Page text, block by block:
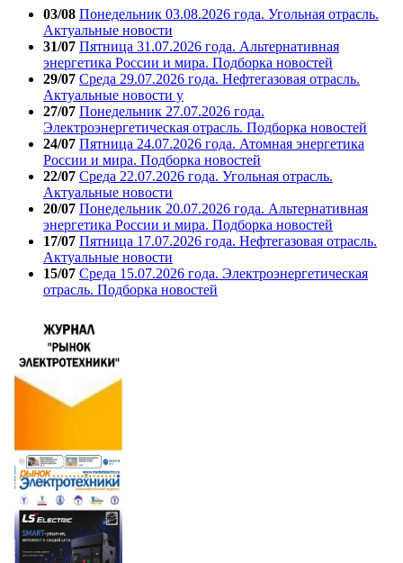
03/08 Понедельник 03.08.2026 года. Угольная отрасль.
Актуальные новости
31/07 Пятница 31.07.2026 года. Альтернативная
энергетика России и мира. Подборка новостей
29/07 Среда 29.07.2026 года. Нефтегазовая отрасль.
Актуальные новости у
27/07 Понедельник 27.07.2026 года.
Электроэнергетическая отрасль. Подборка новостей
24/07 Пятница 24.07.2026 года. Атомная энергетика
России и мира. Подборка новостей
22/07 Среда 22.07.2026 года. Угольная отрасль.
Актуальные новости
20/07 Понедельник 20.07.2026 года. Альтернативная
энергетика России и мира. Подборка новостей
17/07 Пятница 17.07.2026 года. Нефтегазовая отрасль.
Актуальные новости
15/07 Среда 15.07.2026 года. Электроэнергетическая
отрасль. Подборка новостей